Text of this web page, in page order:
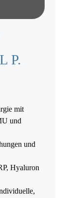
P.
mit
und
und
Hyaluron